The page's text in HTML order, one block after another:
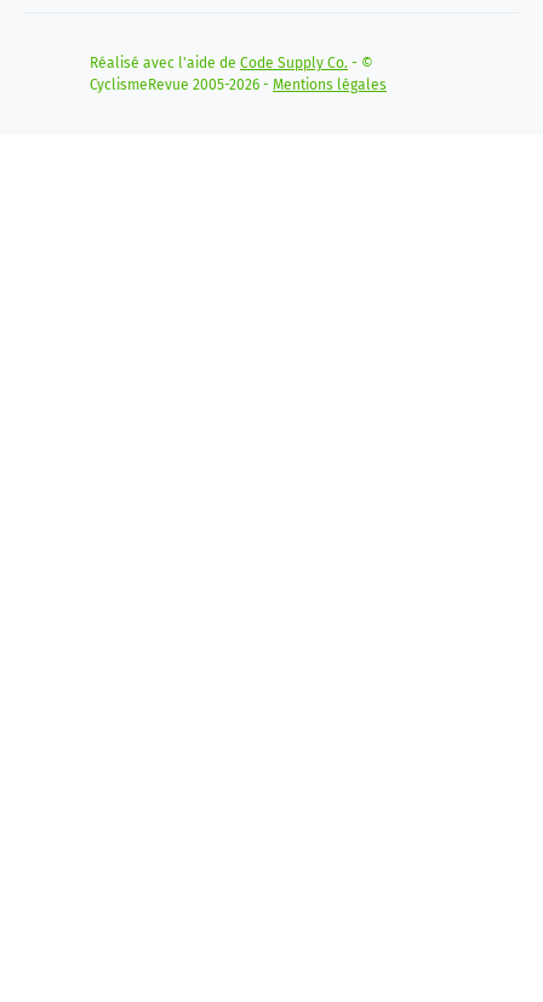
Réalisé avec l'aide de Code Supply Co. - ©
CyclismeRevue 2005-2026 - Mentions légales